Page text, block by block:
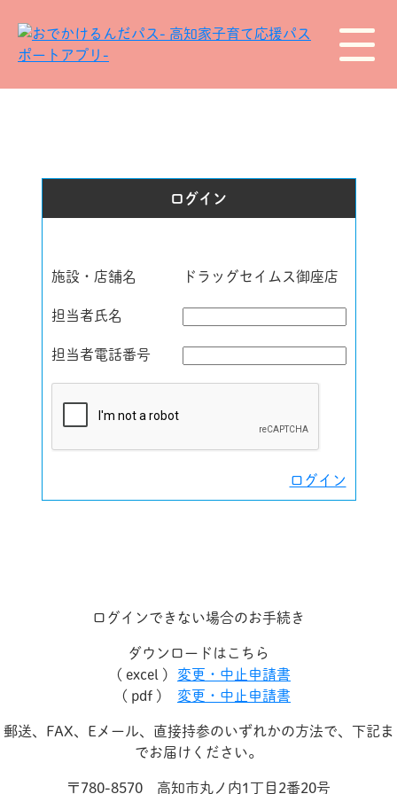
ログイン
施設・店舗名 ドラッグセイムス御座店
担当者氏名
担当者電話番号
ログイン
ログインできない場合のお手続き
ダウンロードはこちら
( excel )
変更・中止申請書
( pdf )
変更・中止申請書
郵送、FAX、Eメール、直接持参のいずれかの方法で、下記ま
でお届けください。
〒780-8570 高知市丸ノ内1丁目2番20号